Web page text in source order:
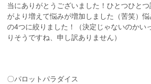
当にありがとうございました！ひとつひと
がより増えて悩みが増加しました（苦笑）
の4つに絞りました！（決定じゃないのかい
りそうですね、申し訳ありません）
〇パロットパラダイス